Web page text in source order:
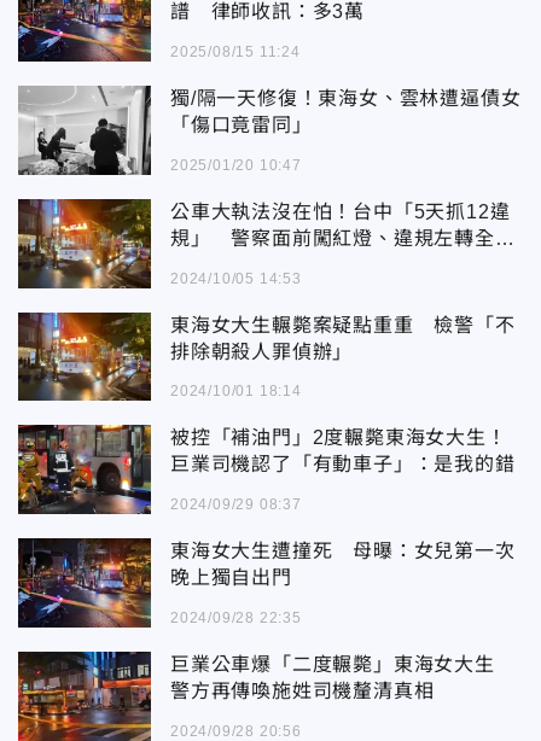
譜 律師收訊：多3萬
2025/08/15 11:24
獨/隔一天修復！東海女、雲林遭逼債女
「傷口竟雷同」
2025/01/20 10:47
公車大執法沒在怕！台中「5天抓12違
規」 警察面前闖紅燈、違規左轉全都
2024/10/05 14:53
東海女大生輾斃案疑點重重 檢警「不
排除朝殺人罪偵辦」
2024/10/01 18:14
被控「補油門」2度輾斃東海女大生！
巨業司機認了「有動車子」：是我的錯
2024/09/29 08:37
東海女大生遭撞死 母曝：女兒第一次
晚上獨自出門
2024/09/28 22:35
巨業公車爆「二度輾斃」東海女大生
警方再傳喚施姓司機釐清真相
2024/09/28 20:56